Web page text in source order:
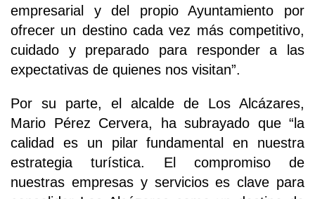
empresarial y del propio Ayuntamiento por
ofrecer un destino cada vez más competitivo,
cuidado y preparado para responder a las
expectativas de quienes nos visitan”.
Por su parte, el alcalde de Los Alcázares,
Mario Pérez Cervera, ha subrayado que “la
calidad es un pilar fundamental en nuestra
estrategia turística. El compromiso de
nuestras empresas y servicios es clave para